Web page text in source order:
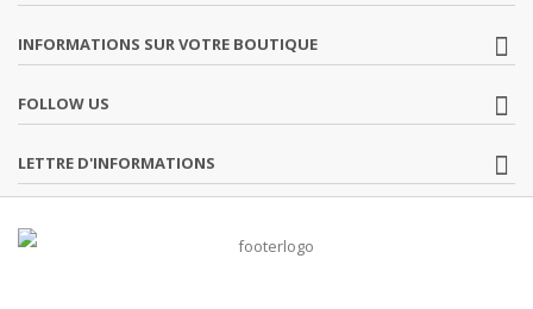
INFORMATIONS SUR VOTRE BOUTIQUE
FOLLOW US
LETTRE D'INFORMATIONS